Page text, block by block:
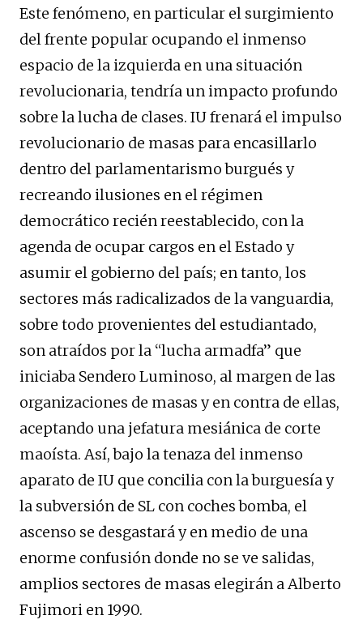
Este fenómeno, en particular el surgimiento
del frente popular ocupando el inmenso
espacio de la izquierda en una situación
revolucionaria, tendría un impacto profundo
sobre la lucha de clases. IU frenará el impulso
revolucionario de masas para encasillarlo
dentro del parlamentarismo burgués y
recreando ilusiones en el régimen
democrático recién reestablecido, con la
agenda de ocupar cargos en el Estado y
asumir el gobierno del país; en tanto, los
sectores más radicalizados de la vanguardia,
sobre todo provenientes del estudiantado,
son atraídos por la “lucha armadfa” que
iniciaba Sendero Luminoso, al margen de las
organizaciones de masas y en contra de ellas,
aceptando una jefatura mesiánica de corte
maoísta. Así, bajo la tenaza del inmenso
aparato de IU que concilia con la burguesía y
la subversión de SL con coches bomba, el
ascenso se desgastará y en medio de una
enorme confusión donde no se ve salidas,
amplios sectores de masas elegirán a Alberto
Fujimori en 1990.